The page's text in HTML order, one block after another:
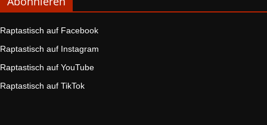
Raptastisch auf Facebook
Raptastisch auf Instagram
Raptastisch auf YouTube
Raptastisch auf TikTok